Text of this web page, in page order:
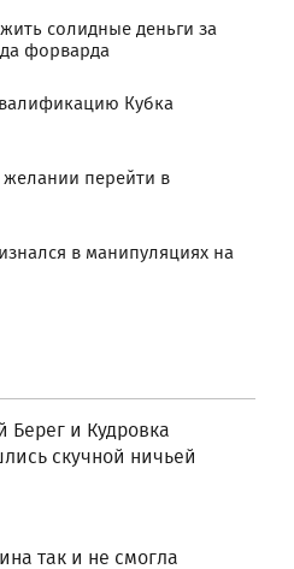
солидные деньги за
форварда
Кубка
перейти в
в манипуляциях на
Берег и Кудровка
скучной ничьей
так и не смогла